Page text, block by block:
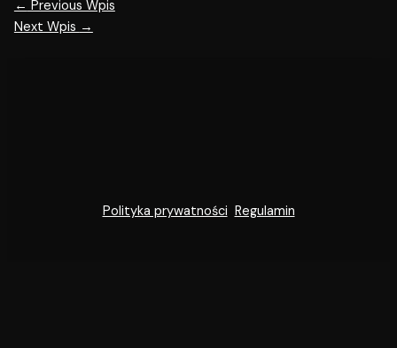
← Previous Wpis
Next Wpis →
Polityka prywatności Regulamin